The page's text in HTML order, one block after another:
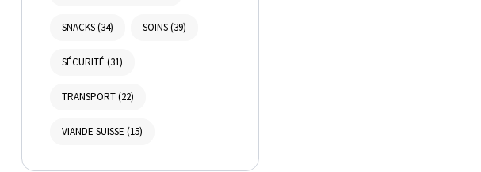
SNACKS(34) SOINS(39)
SÉCURITÉ (31)
TRANSPORT(22)
VIANDE SUISSE (15)